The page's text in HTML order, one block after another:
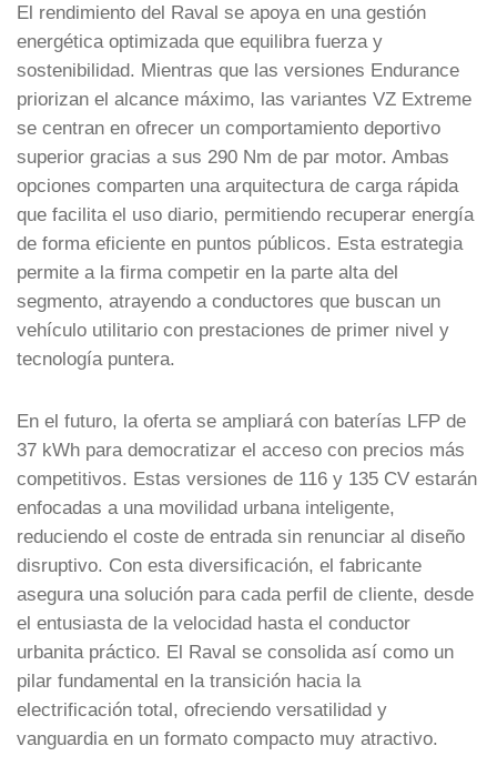
El rendimiento del Raval se apoya en una gestión
energética optimizada que equilibra fuerza y
sostenibilidad. Mientras que las versiones Endurance
priorizan el alcance máximo, las variantes VZ Extreme
se centran en ofrecer un comportamiento deportivo
superior gracias a sus 290 Nm de par motor. Ambas
opciones comparten una arquitectura de carga rápida
que facilita el uso diario, permitiendo recuperar energía
de forma eficiente en puntos públicos. Esta estrategia
permite a la firma competir en la parte alta del
segmento, atrayendo a conductores que buscan un
vehículo utilitario con prestaciones de primer nivel y
tecnología puntera.
En el futuro, la oferta se ampliará con baterías LFP de
37 kWh para democratizar el acceso con precios más
competitivos. Estas versiones de 116 y 135 CV estarán
enfocadas a una movilidad urbana inteligente,
reduciendo el coste de entrada sin renunciar al diseño
disruptivo. Con esta diversificación, el fabricante
asegura una solución para cada perfil de cliente, desde
el entusiasta de la velocidad hasta el conductor
urbanita práctico. El Raval se consolida así como un
pilar fundamental en la transición hacia la
electrificación total, ofreciendo versatilidad y
vanguardia en un formato compacto muy atractivo.